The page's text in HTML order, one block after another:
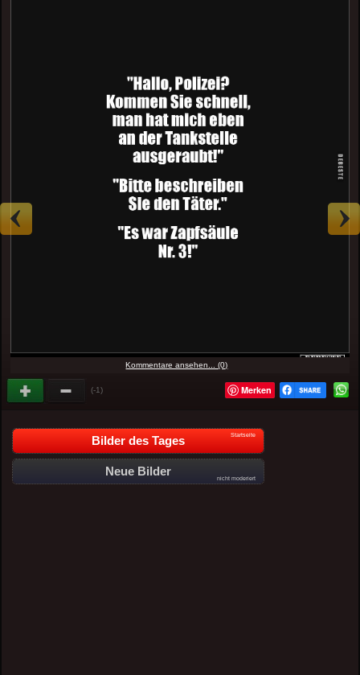
Kommentare ansehen... (0)
(-1) Merken
Bilder des Tages Startseite
Neue Bilder
nicht moderiert